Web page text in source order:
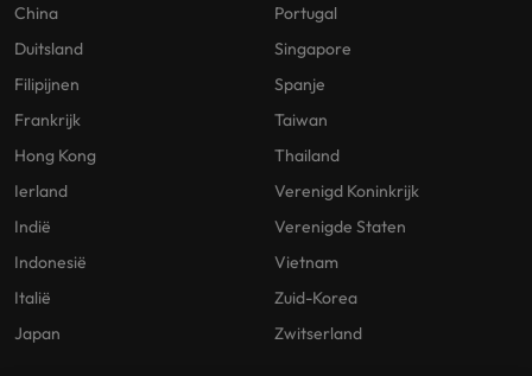
China
Duitsland
Filipijnen
Frankrijk
Hong Kong
Ierland
Indië
Indonesië
Italië
Japan
Portugal
Singapore
Spanje
Taiwan
Thailand
Verenigd Koninkrijk
Verenigde Staten
Vietnam
Zuid-Korea
Zwitserland